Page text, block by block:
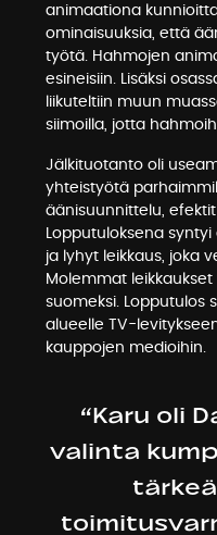
animaationa
ominaisuuksia, että
työtä. Hahmojen
esineisiin. Lisäksi
liikuteltiin muun
siimoilla, jotta
Jälkituotanto oli
yhteistyötä
äänisuunnittelu,
Lopputuloksena
ja lyhyt leikkaus, joka
Molemmat
suomeksi. Lopputulos
alueelle TV-
kauppojen medioihin.
“Karu oli
valinta